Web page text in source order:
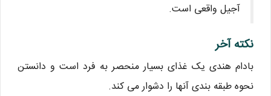
آجیل واقعی است.
نکته آخر
بادام هندی یک غذای بسیار منحصر به فرد است و دانستن
نحوه طبقه بندی آنها را دشوار می کند.